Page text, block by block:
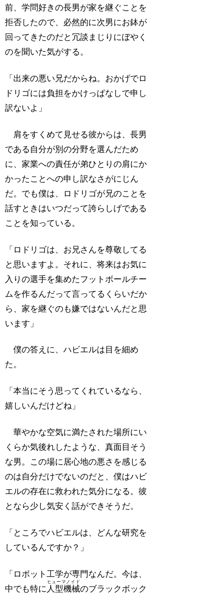
前、学問好きの長男が家を継ぐことを
拒否したので、必然的に次男にお鉢が
回ってきたのだと冗談まじりにぼやく
のを聞いた気がする。
「出来の悪い兄だからね。おかげでロ
ドリゴには負担をかけっぱなしで申し
訳ないよ」
肩をすくめて見せる彼からは、長男
である自分が別の分野を選んだため
に、家業への責任が弟ひとりの肩にか
かったことへの申し訳なさがにじん
だ。でも僕は、ロドリゴが兄のことを
話すときはいつだって誇らしげである
ことを知っている。
「ロドリゴは、お兄さんを尊敬してる
と思いますよ。それに、将来はお気に
入りの選手を集めたフットボールチー
ムを作るんだって言ってるくらいだか
ら、家を継ぐのも嫌ではないんだと思
います」
僕の答えに、ハビエルは目を細め
た。
「本当にそう思ってくれているなら、
嬉しいんだけどね」
華やかな空気に満たされた場所にい
くらか気後れしたような、真面目そう
な男。この場に居心地の悪さを感じる
のは自分だけでないのだと、僕はハビ
エルの存在に救われた気分になる。彼
となら少し気安く話ができそうだ。
「ところでハビエルは、どんな研究を
しているんですか？」
「ロボット工学が専門なんだ。今は、
中でも特に 人型機械
ヒューマノイド
のブラックボック